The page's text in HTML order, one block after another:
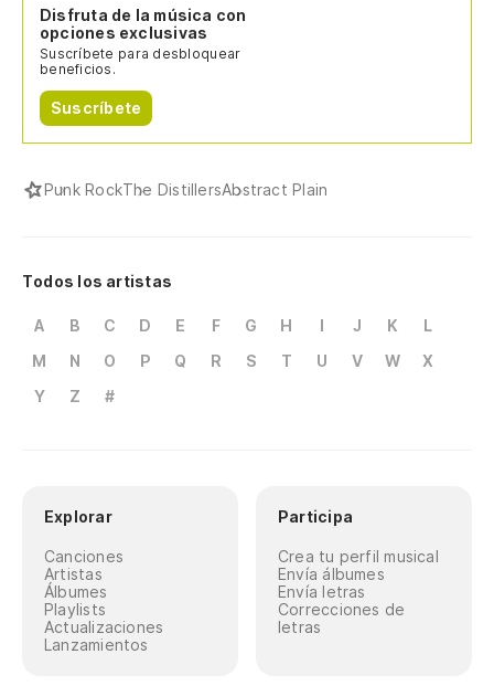
Disfruta de la música con
opciones exclusivas
Suscríbete para desbloquear
beneficios.
Suscríbete
Punk RockThe DistillersAbstract Plain
Todos los artistas
A B C D E F G H I J K
L
M
N O P Q R S T U V W
X
Y
Z #
Explorar
Canciones
Artistas
Álbumes
Playlists
Actualizaciones
Lanzamientos
Participa
Crea tu perfil musical
Envía álbumes
Envía letras
Correcciones de
letras